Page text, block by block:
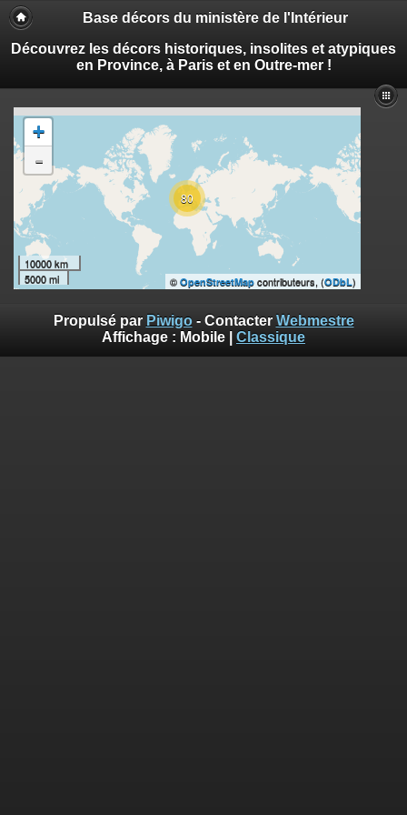
Base décors du ministère de l'Intérieur
Découvrez les décors historiques, insolites et atypiques
en Province, à Paris et en Outre-mer !
80
+
-
10000 km
5000 mi
© OpenStreetMap contributeurs, (ODbL)
Propulsé par Piwigo- Contacter Webmestre
Affichage : Mobile Classique